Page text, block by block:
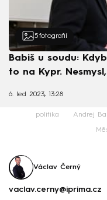
5 fotografií
Babiš u soudu:
to na Kypr.
6. led 2023, 13:28
politika Andrej
Václav Černý
vaclav.cerny@iprima.cz